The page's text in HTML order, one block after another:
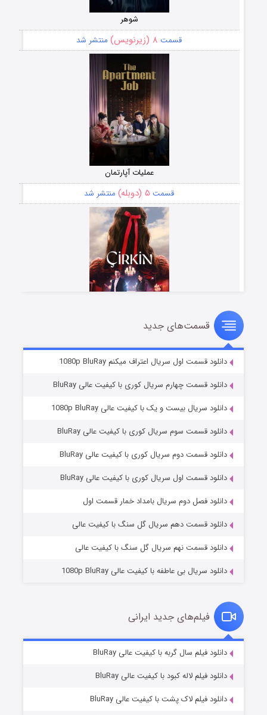
شوهر
قسمت ۸ (زیرنویس) منتشر شد
عملیات آپارتمان
قسمت ۵ (دوبله) منتشر شد
سریال زشت
قسمت۲ (زیرنویس) منتشر شد
مردگان متحرک: شهر مرده ۳
قسمت۲ (زیرنویس) منتشر شد
قسمت۷ (زیرنویس) منتشر شد
قسمت‌های جدید
دانلود قسمت اول سریال اعتراف میکنم 1080p BluRay
دانلود قسمت چهارم سریال کوری با کیفیت عالی BluRay
دانلود سریال بیست و یک با کیفیت عالی 1080p BluRay
دانلود قسمت سوم سریال کوری با کیفیت عالی BluRay
دانلود قسمت دوم سریال کوری با کیفیت عالی BluRay
دانلود قسمت اول سریال کوری با کیفیت عالی BluRay
دانلود فصل دوم سریال بامداد خمار قسمت اول
دانلود قسمت دهم سریال گل سنگ با کیفیت عالی
دانلود قسمت نهم سریال گل سنگ با کیفیت عالی
دانلود سریال بی عاطفه با کیفیت عالی 1080p BluRay
فیلم‌های جدید ایرانی
دانلود فیلم سال گربه با کیفیت عالی BluRay
دانلود فیلم لاله کبود با کیفیت عالی BluRay
دانلود فیلم لاک پشت با کیفیت عالی BluRay